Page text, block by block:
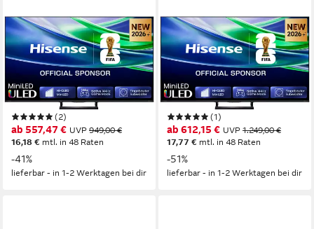
HISENSE
50E8S Mini-LED-Fernseher
126 cm/50 Zoll Diagonale
ULED MiniLED Bildschirmtechnologie
4K Ultra HD Auflösung
Produktdatenblatt
(2)
ab 557,47 € UVP 949,00 €
16,18 € mtl. in 48 Raten
-41%
lieferbar - in 1-2 Werktagen bei dir
HISENSE
55E8S Mini-LED-Fernseher
139 cm/55 Zoll Diagonale
ULED MiniLED Bildschirmtechnologie
4K Ultra HD Auflösung
Produktdatenblatt
(1)
ab 612,15 € UVP 1.249,00 €
17,77 € mtl. in 48 Raten
-51%
lieferbar - in 1-2 Werktagen bei dir